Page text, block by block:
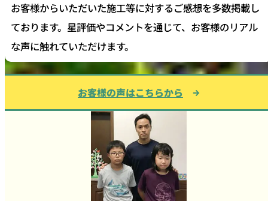
お客様からいただいた施工等に対するご感想を多数掲載し
ております。星評価やコメントを通じて、お客様のリアル
な声に触れていただけます。
お客様の声はこちらから